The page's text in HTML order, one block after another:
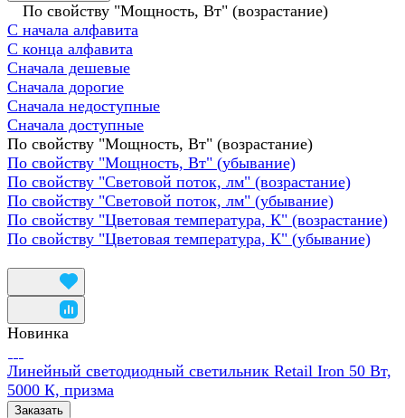
По свойству "Мощность, Вт" (возрастание)
С начала алфавита
С конца алфавита
Сначала дешевые
Сначала дорогие
Сначала недоступные
Сначала доступные
По свойству "Мощность, Вт" (возрастание)
По свойству "Мощность, Вт" (убывание)
По свойству "Световой поток, лм" (возрастание)
По свойству "Световой поток, лм" (убывание)
По свойству "Цветовая температура, К" (возрастание)
По свойству "Цветовая температура, К" (убывание)
Новинка
Линейный светодиодный светильник Retail Iron 50 Вт,
5000 К, призма
Заказать